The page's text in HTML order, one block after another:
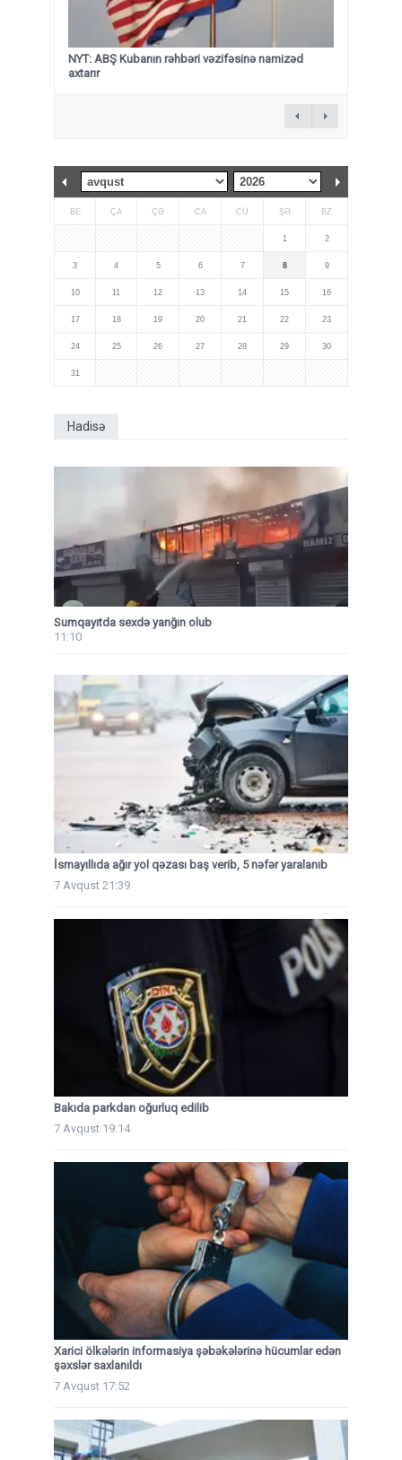
NYT: ABŞ Kubanın rəhbəri vəzifəsinə namizəd
axtarır
BE ÇA ÇƏ CA CÜ ŞƏ BZ
1 2
3 4 5 6 7 8 9
10 11 12 13 14 15 16
17 18 19 20 21 22 23
24 25 26 27 28 29 30
31
Hadisə
Sumqayıtda sexdə yanğın olub
11:10
İsmayıllıda ağır yol qəzası baş verib, 5 nəfər yaralanıb
7 Avqust 21:39
Bakıda parkdan oğurluq edilib
7 Avqust 19:14
Xarici ölkələrin informasiya şəbəkələrinə hücumlar edən
şəxslər saxlanıldı
7 Avqust 17:52